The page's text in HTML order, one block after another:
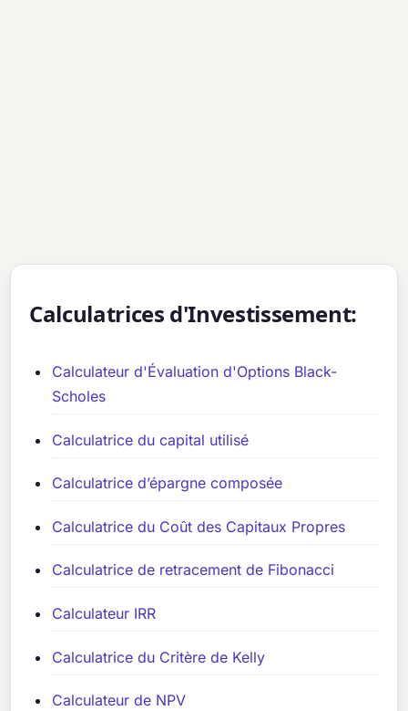
Calculatrices d'Investissement:
Calculateur d'Évaluation d'Options Black-
Scholes
Calculatrice du capital utilisé
Calculatrice d’épargne composée
Calculatrice du Coût des Capitaux Propres
Calculatrice de retracement de Fibonacci
Calculateur IRR
Calculatrice du Critère de Kelly
Calculateur de NPV